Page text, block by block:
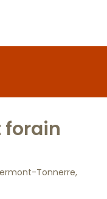
forain
Tonnerre,